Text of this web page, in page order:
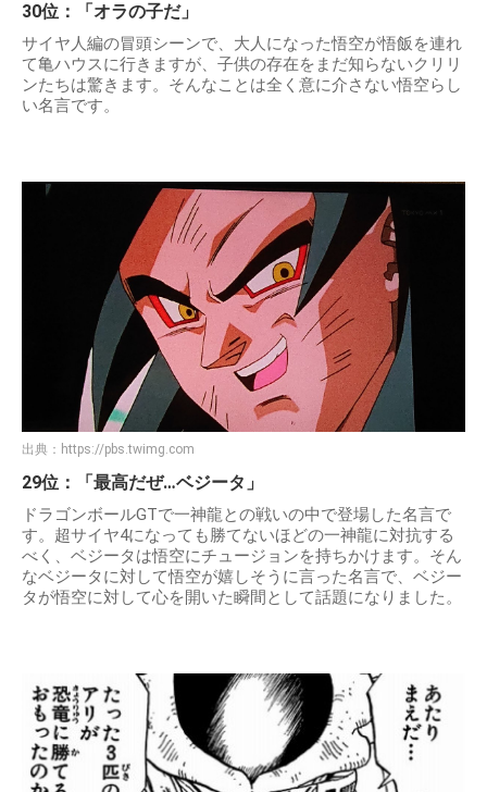
30位：「オラの子だ」
サイヤ人編の冒頭シーンで、大人になった悟空が悟飯を連れ
て亀ハウスに行きますが、子供の存在をまだ知らないクリリ
ンたちは驚きます。そんなことは全く意に介さない悟空らし
い名言です。
出典： https://pbs.twimg.com
29位：「最高だぜ…ベジータ」
ドラゴンボールGTで一神龍との戦いの中で登場した名言で
す。超サイヤ4になっても勝てないほどの一神龍に対抗する
べく、ベジータは悟空にチュージョンを持ちかけます。そん
なベジータに対して悟空が嬉しそうに言った名言で、ベジー
タが悟空に対して心を開いた瞬間として話題になりました。